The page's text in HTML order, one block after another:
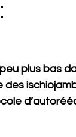
plus bas